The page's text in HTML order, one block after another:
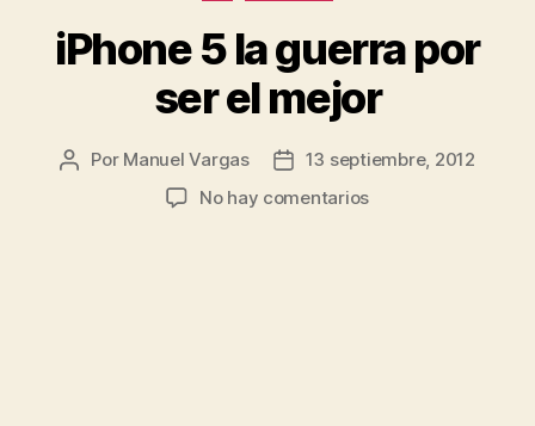
iPhone 5 la guerra por
ser el mejor
Autor
Por Manuel Vargas
Fecha13 septiembre, 2012
No hay comentariosen